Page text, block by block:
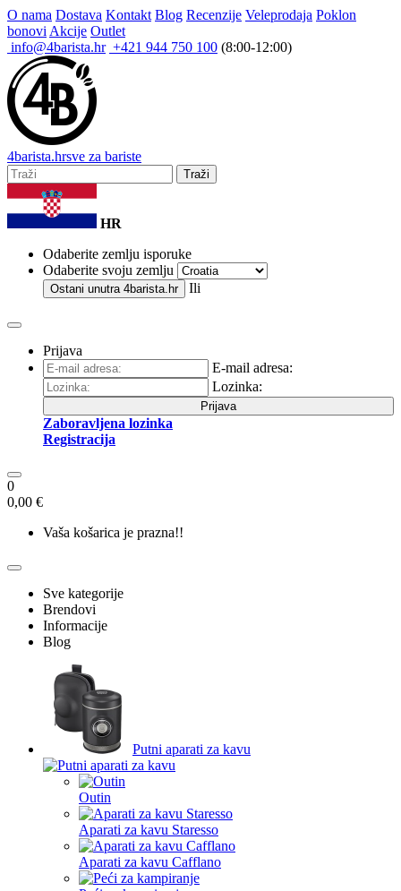
O nama Dostava Kontakt Blog Recenzije Veleprodaja Poklon
bonovi Akcije Outlet
info@4barista.hr +421 944 750 100 (8:00-12:00)
4barista.hrsve za bariste
Traži
HR
Odaberite zemlju isporuke
Odaberite svoju zemlju
Ostani unutra 4barista.hr Ili
Prijava
E-mail adresa:
Lozinka:
Prijava
Zaboravljena lozinka
Registracija
0
0,00 €
Vaša košarica je prazna!!
Sve kategorije
Brendovi
Informacije
Blog
Putni aparati za kavu
Outin
Aparati za kavu Staresso
Aparati za kavu Cafflano